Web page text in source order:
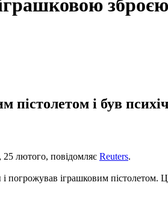
зброєю
пістолетом і був
25 лютого, повідомляє Reuters.
і погрожував іграшковим